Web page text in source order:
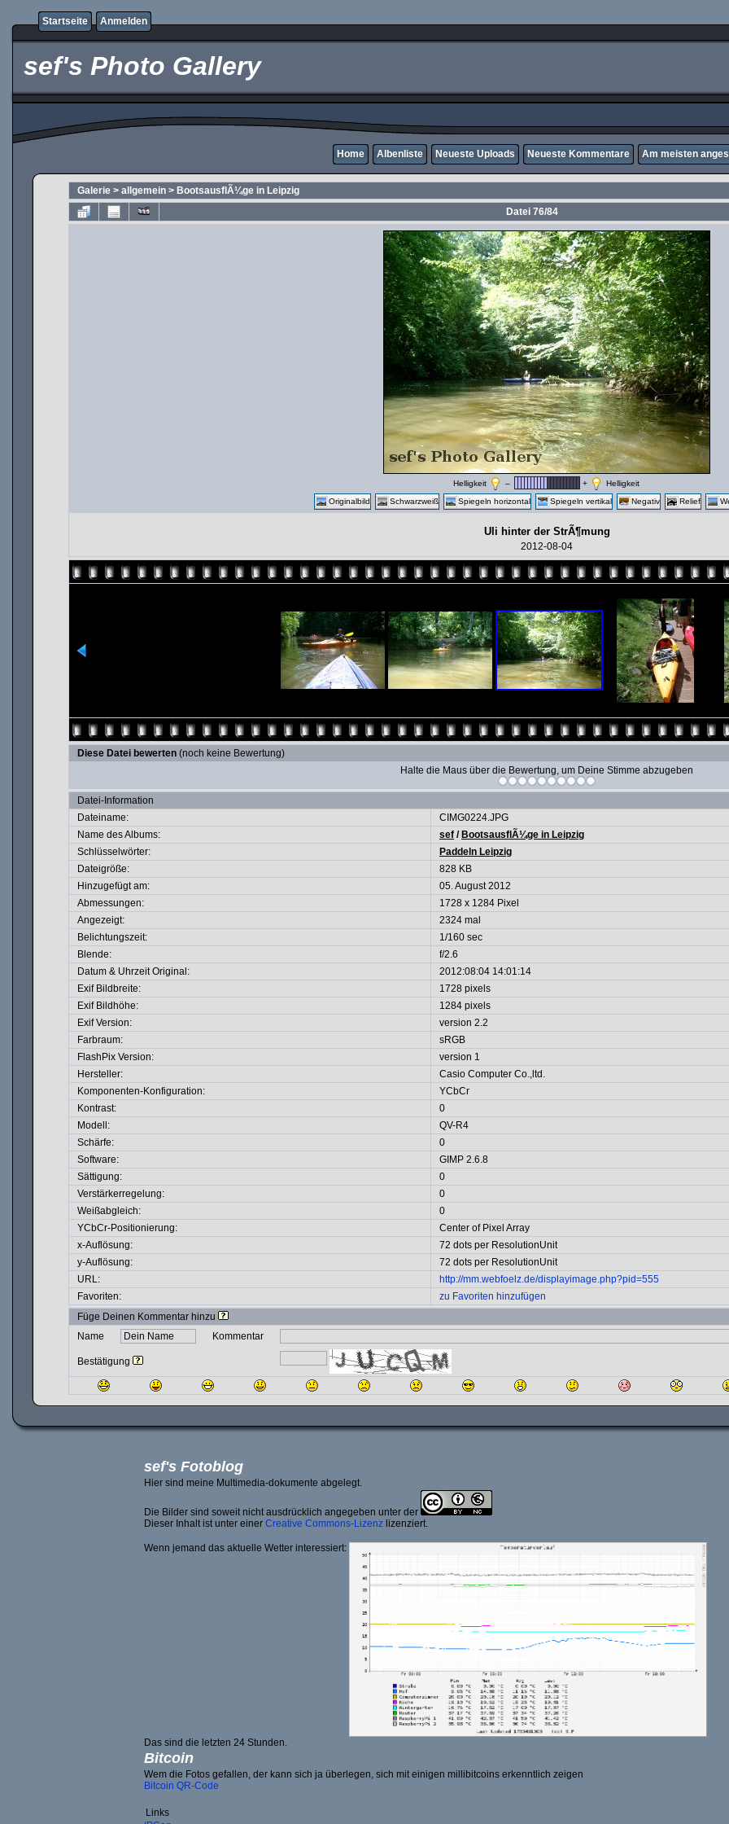
Startseite Anmelden
sef's Photo Gallery
Home Albenliste Neueste Uploads Neueste Kommentare Am meisten
Galerie > allgemein > BootsausflÃ¼ge in Leipzig
Datei 76/84
Helligkeit – +
Helligkeit
Originalbild
Schwarzweiß Spiegeln horizontal Spiegeln vertikal Negativ Relief
Uli hinter der StrÃ¶mung
2012-08-04
Diese Datei bewerten (noch keine Bewertung)
Halte die Maus über die Bewertung, um Deine Stimme abzugeben
Datei-Information
Dateiname:
CIMG0224.JPG
Name des Albums:
sef / BootsausflÃ¼ge in Leipzig
Schlüsselwörter:
Paddeln Leipzig
Dateigröße:
828 KB
Hinzugefügt am:
05. August 2012
Abmessungen:
1728 x 1284 Pixel
Angezeigt:
2324 mal
Belichtungszeit:
1/160 sec
Blende:
f/2.6
Datum & Uhrzeit Original:
2012:08:04 14:01:14
Exif Bildbreite:
1728 pixels
Exif Bildhöhe:
1284 pixels
Exif Version:
version 2.2
Farbraum:
sRGB
FlashPix Version:
version 1
Hersteller:
Casio Computer Co.,ltd.
Komponenten-Konfiguration:
YCbCr
Kontrast:
0
Modell:
QV-R4
Schärfe:
0
Software:
GIMP 2.6.8
Sättigung:
0
Verstärkerregelung:
0
Weißabgleich:
0
YCbCr-Positionierung:
Center of Pixel Array
x-Auflösung:
72 dots per ResolutionUnit
y-Auflösung:
72 dots per ResolutionUnit
URL:
http://mm.webfoelz.de/displayimage.php?pid=555
Favoriten:
zu Favoriten hinzufügen
Füge Deinen Kommentar hinzu
Name
Kommentar
Bestätigung
sef's Fotoblog
Hier sind meine Multimedia-dokumente abgelegt.
Die Bilder sind soweit nicht ausdrücklich angegeben unter der
Dieser Inhalt ist unter einer Creative Commons-Lizenz lizenziert.
Wenn jemand das aktuelle Wetter interessiert:
Das sind die letzten 24 Stunden.
Bitcoin
Wem die Fotos gefallen, der kann sich ja überlegen, sich mit einigen millibitcoins erkenntlich zeigen
Bitcoin QR-Code
Links